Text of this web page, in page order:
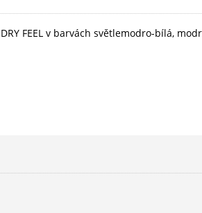
FEEL v barvách světlemodro-bílá,